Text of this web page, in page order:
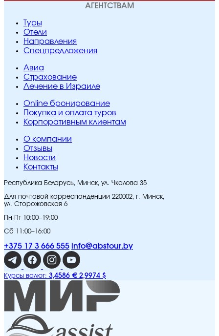
АГЕНТСТВАМ
Туры
Отели
Направления
Спецпредложения
Авиа
Страхование
Лечение в Израиле
Online бронирование
Покупка и оплата туров
Корпоративным клиентам
O компании
Отзывы
Новости
Контакты
Республика Беларусь, Минск, ул. Чкалова 35
Для почтовой корреспонденции 220002, г. Минск,
ул. Сторожовская 6
Пн-Пт 10:00–19:00
Сб 11:00–16:00
+375 17 3 666 555 info@abstour.by
Курсы валют: 3,4586 € 2,9974 $